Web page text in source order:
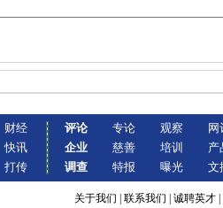
财经
快讯
打传
评论
企业
调查
专论
慈善
特报
观察
培训
曝光
网
产
文
关于我们 联系我们 诚聘英才